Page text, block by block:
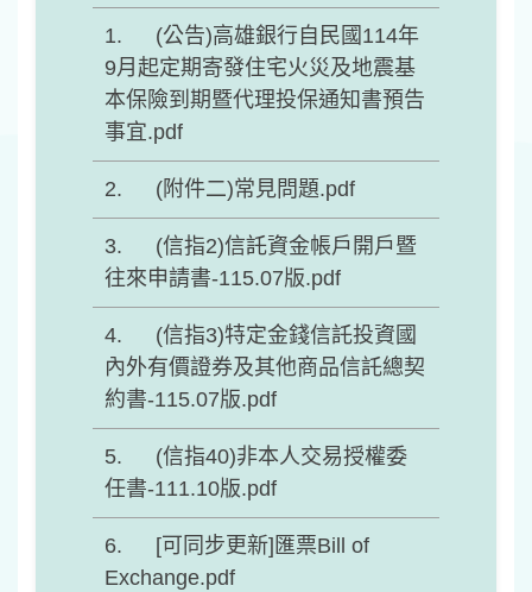
(公告)高雄銀行自民國114年
9月起定期寄發住宅火災及地震基
本保險到期暨代理投保通知書預告
事宜.pdf
(附件二)常見問題.pdf
(信指2)信託資金帳戶開戶暨
往來申請書-115.07版.pdf
(信指3)特定金錢信託投資國
內外有價證券及其他商品信託總契
約書-115.07版.pdf
(信指40)非本人交易授權委
任書-111.10版.pdf
[可同步更新]匯票Bill of
Exchange.pdf